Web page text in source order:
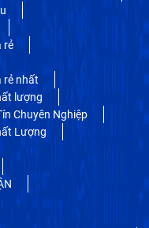
rẻ
rẻ nhất
lượng
Chuyên Nghiệp
Lượng